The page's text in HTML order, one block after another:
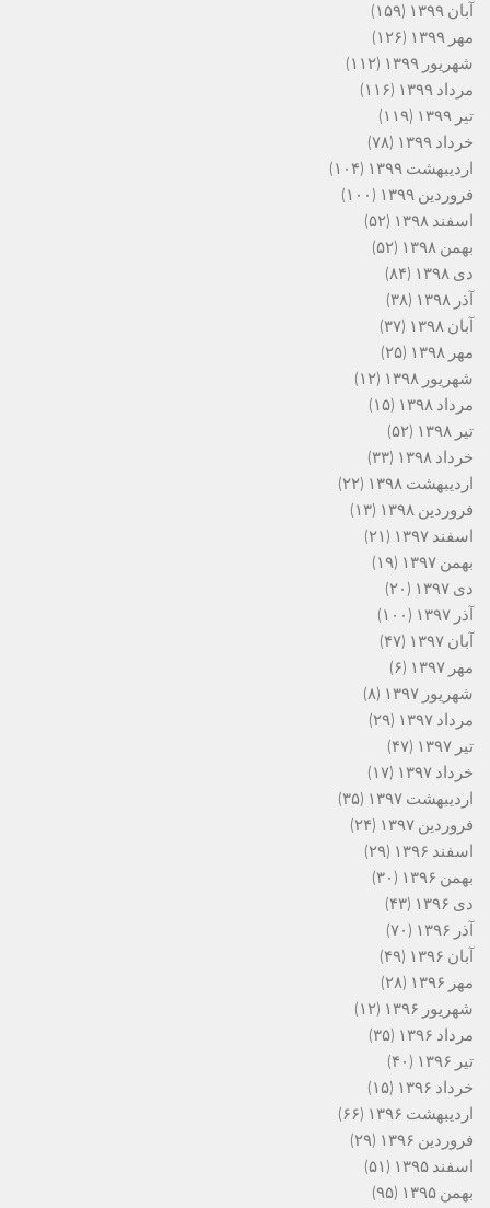
آبان ۱۳۹۹
(۱۵۹)
مهر ۱۳۹۹
(۱۲۶)
شهریور ۱۳۹۹
(۱۱۲)
مرداد ۱۳۹۹
(۱۱۶)
تیر ۱۳۹۹
(۱۱۹)
خرداد ۱۳۹۹
(۷۸)
اردیبهشت ۱۳۹۹
(۱۰۴)
فروردین ۱۳۹۹
(۱۰۰)
اسفند ۱۳۹۸
(۵۲)
بهمن ۱۳۹۸
(۵۲)
دی ۱۳۹۸
(۸۴)
آذر ۱۳۹۸
(۳۸)
آبان ۱۳۹۸
(۳۷)
مهر ۱۳۹۸
(۲۵)
شهریور ۱۳۹۸
(۱۲)
مرداد ۱۳۹۸
(۱۵)
تیر ۱۳۹۸
(۵۲)
خرداد ۱۳۹۸
(۳۳)
اردیبهشت ۱۳۹۸
(۲۲)
فروردین ۱۳۹۸
(۱۳)
اسفند ۱۳۹۷
(۲۱)
بهمن ۱۳۹۷
(۱۹)
دی ۱۳۹۷
(۲۰)
آذر ۱۳۹۷
(۱۰۰)
آبان ۱۳۹۷
(۴۷)
مهر ۱۳۹۷
(۶)
شهریور ۱۳۹۷
(۸)
مرداد ۱۳۹۷
(۲۹)
تیر ۱۳۹۷
(۴۷)
خرداد ۱۳۹۷
(۱۷)
اردیبهشت ۱۳۹۷
(۳۵)
فروردین ۱۳۹۷
(۲۴)
اسفند ۱۳۹۶
(۲۹)
بهمن ۱۳۹۶
(۳۰)
دی ۱۳۹۶
(۴۳)
آذر ۱۳۹۶
(۷۰)
آبان ۱۳۹۶
(۴۹)
مهر ۱۳۹۶
(۲۸)
شهریور ۱۳۹۶
(۱۲)
مرداد ۱۳۹۶
(۳۵)
تیر ۱۳۹۶
(۴۰)
خرداد ۱۳۹۶
(۱۵)
اردیبهشت ۱۳۹۶
(۶۶)
فروردین ۱۳۹۶
(۲۹)
اسفند ۱۳۹۵
(۵۱)
بهمن ۱۳۹۵
(۹۵)